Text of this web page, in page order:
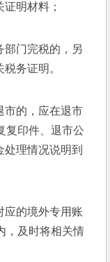
明材料；
部门完税的，另
务证明。
市的，应在退市
复印件、退市公
理情况说明到
应的境外专用账
，及时将相关情